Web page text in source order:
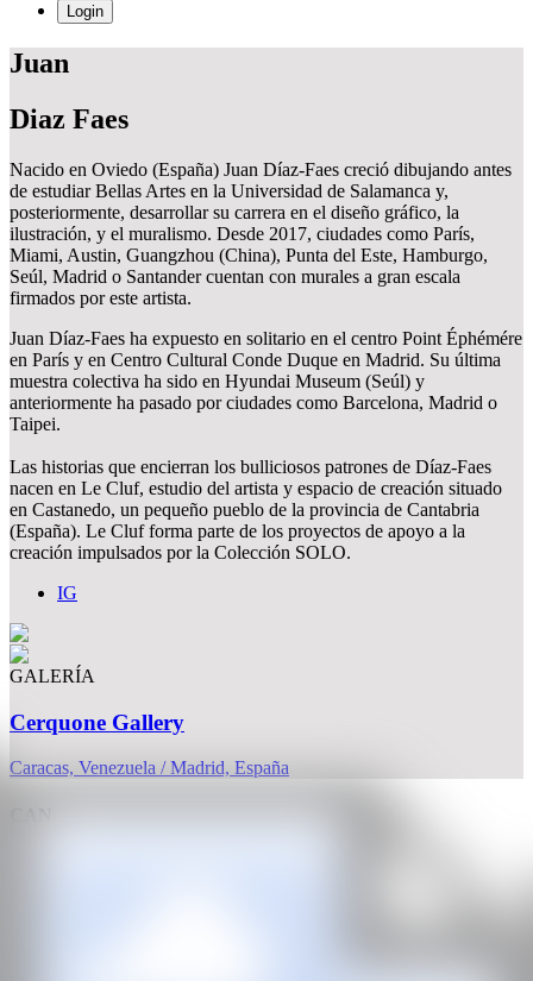
Login
Juan
Diaz Faes
Nacido en Oviedo (España) Juan Díaz-Faes creció dibujando antes
de estudiar Bellas Artes en la Universidad de Salamanca y,
posteriormente, desarrollar su carrera en el diseño gráfico, la
ilustración, y el muralismo. Desde 2017, ciudades como París,
Miami, Austin, Guangzhou (China), Punta del Este, Hamburgo,
Seúl, Madrid o Santander cuentan con murales a gran escala
firmados por este artista.
Juan Díaz-Faes ha expuesto en solitario en el centro Point Éphémére
en París y en Centro Cultural Conde Duque en Madrid. Su última
muestra colectiva ha sido en Hyundai Museum (Seúl) y
anteriormente ha pasado por ciudades como Barcelona, Madrid o
Taipei.
Las historias que encierran los bulliciosos patrones de Díaz-Faes
nacen en Le Cluf, estudio del artista y espacio de creación situado
en Castanedo, un pequeño pueblo de la provincia de Cantabria
(España). Le Cluf forma parte de los proyectos de apoyo a la
creación impulsados por la Colección SOLO.
IG
GALERÍA
Cerquone Gallery
Caracas, Venezuela / Madrid, España